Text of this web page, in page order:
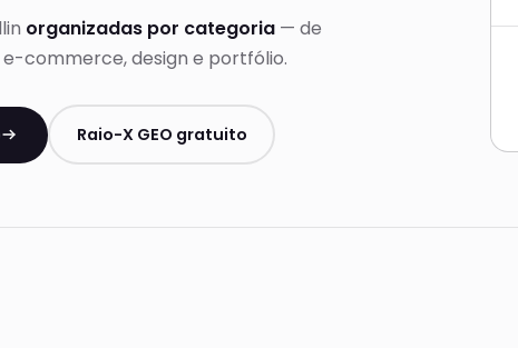
organizadas por categoria — de
commerce, design e portfólio.
Raio-X GEO gratuito